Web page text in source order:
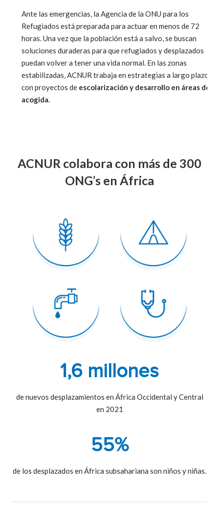
Ante las emergencias, la Agencia de la ONU para los
Refugiados está preparada para actuar en menos de 72
horas. Una vez que la población está a salvo, se buscan
soluciones duraderas para que refugiados y desplazados
puedan volver a tener una vida normal. En las zonas
estabilizadas, ACNUR trabaja en estrategias a largo plazo
con proyectos de escolarización y desarrollo en áreas de
acogida.
ACNUR colabora con más de 300
ONG’s en África
1,6 millones
de nuevos desplazamientos en África Occidental y Central
en 2021
55%
de los desplazados en África subsahariana son niños y niñas.